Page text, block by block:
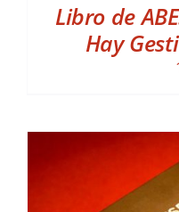
Libro de
Hay